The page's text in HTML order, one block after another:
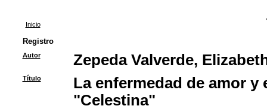
Inicio
Registro
Autor Zepeda Valverde,
Título
La enfermedad de amor y
"Celestina"